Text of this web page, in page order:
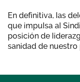
En definitiva, las
que impulsa al
posición de
sanidad de nuestro